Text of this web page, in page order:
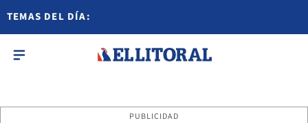
TEMAS DEL DÍA:
PUBLICIDAD